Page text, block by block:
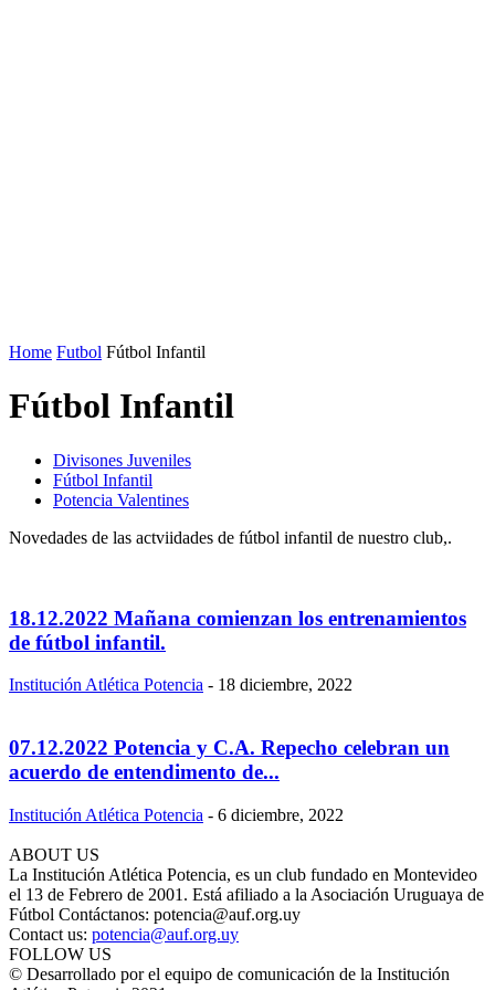
Home Futbol Fútbol Infantil
Fútbol Infantil
Divisones Juveniles
Fútbol Infantil
Potencia Valentines
Novedades de las actviidades de fútbol infantil de nuestro club,.
18.12.2022 Mañana comienzan los entrenamientos
de fútbol infantil.
Institución Atlética Potencia - 18 diciembre, 2022
07.12.2022 Potencia y C.A. Repecho celebran un
acuerdo de entendimento de...
Institución Atlética Potencia - 6 diciembre, 2022
ABOUT US
La Institución Atlética Potencia, es un club fundado en Montevideo
el 13 de Febrero de 2001. Está afiliado a la Asociación Uruguaya de
Fútbol Contáctanos: potencia@auf.org.uy
Contact us: potencia@auf.org.uy
FOLLOW US
© Desarrollado por el equipo de comunicación de la Institución